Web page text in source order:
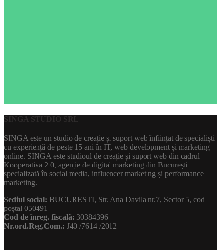
SINGA STUDIO SRL
SINGA este un studio de creație și suport web înființat de specialiști
cu experiență de peste 15 ani în IT, web development și marketing
online. SINGA este studioul de creație și suport web din cadrul
Kooperativa 2.0, agenție de digital marketing din București
specializată în social media, influencer marketing și performance
marketing.
Sediul social: BUCURESTI, Str. Ana Davila nr.7, Sector 5, cod
poștal 050491
Cod de înreg. fiscală: 30384396
Nr.ord.Reg.Com.: J40 /7614 /2012